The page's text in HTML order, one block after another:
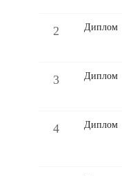
2 Диплом
3 Диплом
4 Диплом